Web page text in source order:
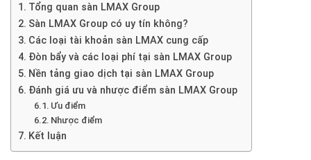
Tổng quan sàn LMAX Group
Sàn LMAX Group có uy tín không?
Các loại tài khoản sàn LMAX cung cấp
Đòn bẩy và các loại phí tại sàn LMAX Group
Nền tảng giao dịch tại sàn LMAX Group
Đánh giá ưu và nhược điểm sàn LMAX Group
Ưu điểm
Nhược điểm
Kết luận